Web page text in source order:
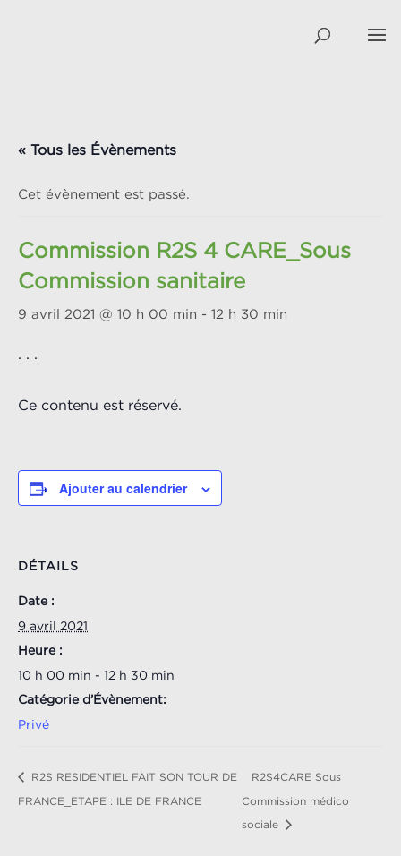
« Tous les Évènements
Cet évènement est passé.
Commission R2S 4 CARE_Sous
Commission sanitaire
9 avril 2021 @ 10 h 00 min - 12 h 30 min
. . .
Ce contenu est réservé.
Ajouter au calendrier
DÉTAILS
Date :
9 avril 2021
Heure :
10 h 00 min - 12 h 30 min
Catégorie d’Évènement:
Privé
R2S RESIDENTIEL FAIT SON TOUR DE
FRANCE_ETAPE : ILE DE FRANCE
R2S4CARE Sous
Commission médico
sociale